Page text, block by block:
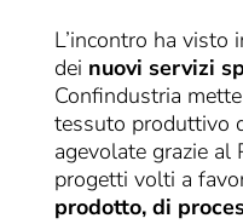
L’incontro ha visto
dei nuovi servizi
Confindustria
tessuto produttivo
agevolate grazie al
progetti volti a
prodotto, di